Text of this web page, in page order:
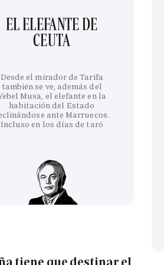
EL ELEFANTE DE
CEUTA
Desde el mirador de Tarifa
también se ve, además del
Musa, el elefante en la
habitación del Estado
ante Marruecos.
Incluso en los días de taró